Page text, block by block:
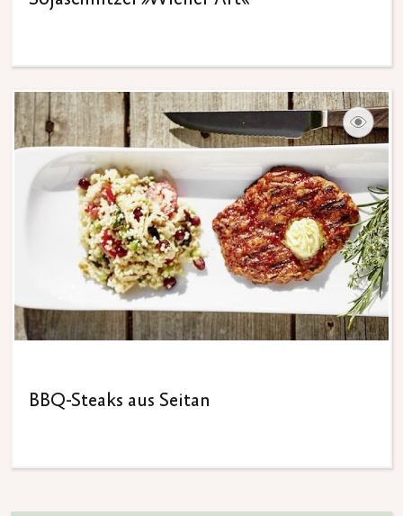
BBQ-Steaks aus Seitan